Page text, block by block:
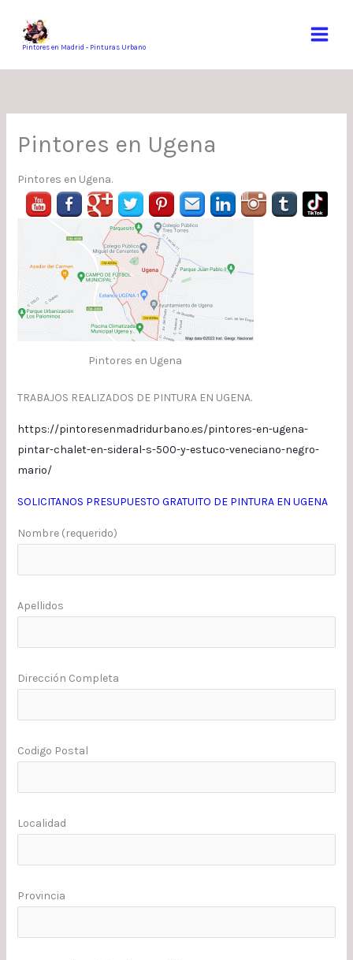
contenidoPintores en Madrid - Pinturas Urbano
Pintores en Ugena
Pintores en Ugena.
Pintores en Ugena
TRABAJOS REALIZADOS DE PINTURA EN UGENA.
https://pintoresenmadridurbano.es/pintores-en-ugena-
pintar-chalet-en-sideral-s-500-y-estuco-veneciano-negro-
mario/
SOLICITANOS PRESUPUESTO GRATUITO DE PINTURA EN UGENA
Nombre (requerido)
Apellidos
Dirección Completa
Codigo Postal
Localidad
Provincia